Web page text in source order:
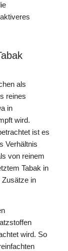
als
reines
in
wird.
ist es
Verhältnis
von reinem
Tabak in
Zusätze in
wird. So